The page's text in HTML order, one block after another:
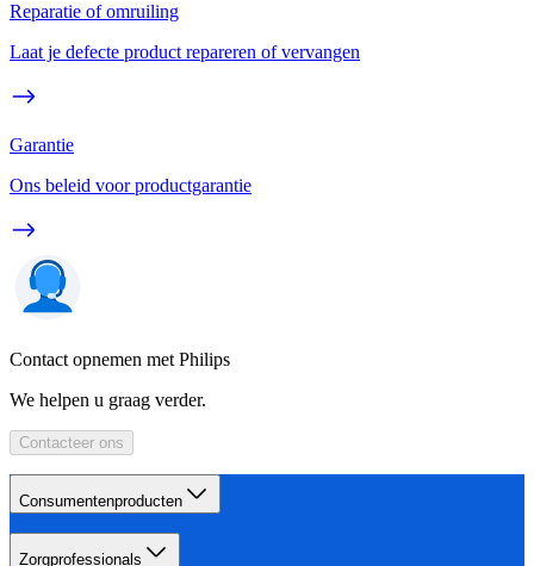
Reparatie of omruiling
Laat je defecte product repareren of vervangen
Garantie
Ons beleid voor productgarantie
Contact opnemen met Philips
We helpen u graag verder.
Contacteer ons
Consumentenproducten
Zorgprofessionals